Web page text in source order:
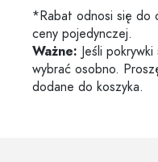
*Rabat odnosi się do
ceny pojedynczej.
Ważne: Jeśli
wybrać osobno.
dodane do koszyka.